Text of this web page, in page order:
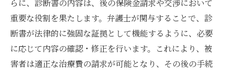
らに、診断書の内容は、後の保険金請求や交渉において
重要な役割を果たします。弁護士が関与することで、診
断書が法律的に強固な証拠として機能するように、必要
に応じて内容の確認・修正を行います。これにより、被
害者は適正な治療費の請求が可能となり、その後の手続